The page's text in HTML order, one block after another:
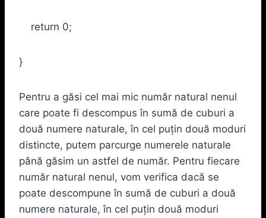
return 0;
}
Pentru a găsi cel mai mic număr natural nenul
care poate fi descompus în sumă de cuburi a
două numere naturale, în cel puţin două moduri
distincte, putem parcurge numerele naturale
până găsim un astfel de număr. Pentru fiecare
număr natural nenul, vom verifica dacă se
poate descompune în sumă de cuburi a două
numere naturale, în cel puţin două moduri